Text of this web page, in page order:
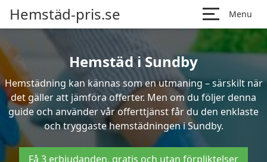
Hemstäd-pris.se Menu
Hemstäd i Sundby
Hemstädning kan kännas som en utmaning – särskilt när
det gäller att jämföra offerter. Men om du följer denna
guide och använder vår offerttjänst får du den enklaste
och tryggaste hemstädningen i Sundby.
Få 3 erbjudanden, gratis och utan förpliktelser